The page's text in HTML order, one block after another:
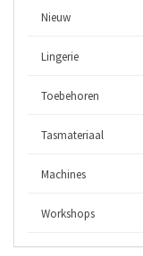
Nieuw
Lingerie
Toebehoren
Tasmateriaal
Machines
Workshops